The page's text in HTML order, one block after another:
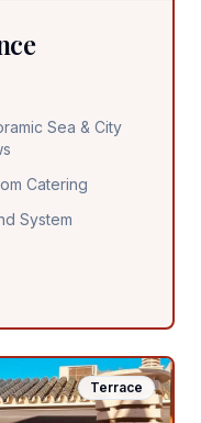
Sea & City
Catering
System
Terrace